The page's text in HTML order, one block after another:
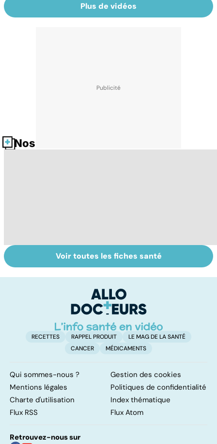
Plus de vidéos
Nos fiches santé
Tout savoir sur
les infections
Inflammation des
amygdales : que
d'angine ?
Voir toutes les fiches santé
RECETTES RAPPEL PRODUIT
LE MAG DE LA SANTÉ
CANCER
MÉDICAMENTS
Qui sommes-nous ?
Gestion des cookies
Mentions légales
Politiques de confidentialité
Charte d'utilisation
Index thématique
Flux RSS
Flux Atom
Retrouvez-nous sur